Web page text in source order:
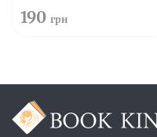
190 грн